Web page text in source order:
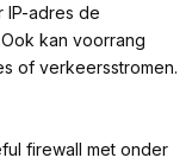
IP-adres de
kan voorrang
of verkeersstromen.
firewall met onder